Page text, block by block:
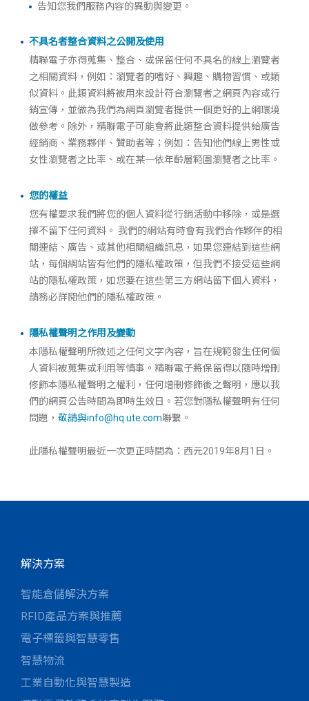
告知您我們服務內容的異動與變更。
不具名者整合資料之公開及使用
精聯電子亦得蒐集、整合、或保留任何不具名的線上瀏覽者
之相關資料，例如：瀏覽者的嗜好、興趣、購物習慣、或類
似資料。此類資料將被用來設計符合瀏覽者之網頁內容或行
銷宣傳，並做為我們為網頁瀏覽者提供一個更好的上網環境
做參考。除外，精聯電子可能會將此類整合資料提供給廣告
經銷商、業務夥伴、贊助者等；例如：告知他們線上男性或
女性瀏覽者之比率、或在某一依年齡層範圍瀏覽者之比率。
您的權益
您有權要求我們將您的個人資料從行銷活動中移除，或是選
擇不留下任何資料。 我們的網站有時會有我們合作夥伴的相
關連結、廣告、或其他相關組織訊息，如果您連結到這些網
站，每個網站皆有他們的隱私權政策，但我們不接受這些網
站的隱私權政策，如您要在這些第三方網站留下個人資料，
請務必詳閱他們的隱私權政策。
隱私權聲明之作用及變動
本隱私權聲明所敘述之任何文字內容，旨在規範發生任何個
人資料被蒐集或利用等情事。精聯電子將保留得以隨時增刪
修飾本隱私權聲明之權利，任何增刪修飾後之聲明，應以我
們的網頁公告時間為即時生效日。若您對隱私權聲明有任何
問題， 敬請與info@hq.ute.com聯繫。
此隱私權聲明最近一次更正時間為：西元2019年8月1日。
解決方案
智能倉儲解決方案
RFID產品方案與推薦
電子標籤與智慧零售
智慧物流
工業自動化與智慧製造